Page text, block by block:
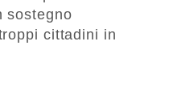
sostegno
cittadini in